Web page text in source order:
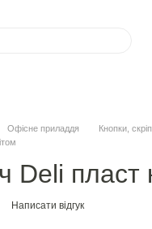
Офісне приладдя
Кнопки,
Deli пласт
Написати відгук